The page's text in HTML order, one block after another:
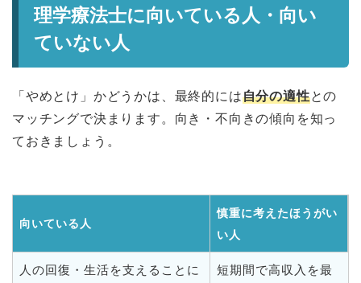
理学療法士に向いている人・向い
ていない人
「やめとけ」かどうかは、最終的には自分の適性との
マッチングで決まります。向き・不向きの傾向を知っ
ておきましょう。
向いている人
慎重に考えたほうがい
い人
人の回復・生活を支えることに
短期間で高収入を最